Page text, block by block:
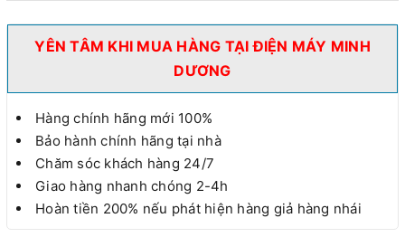
YÊN TÂM KHI MUA HÀNG TẠI ĐIỆN MÁY MINH
DƯƠNG
Hàng chính hãng mới 100%
Bảo hành chính hãng tại nhà
Chăm sóc khách hàng 24/7
Giao hàng nhanh chóng 2-4h
Hoàn tiền 200% nếu phát hiện hàng giả hàng nhái